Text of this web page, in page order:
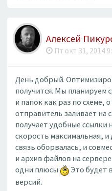
Алексей
Пт окт 31, 2014
День добрый.
получится. Мы планируем
и папок как раз по схеме,
отправитель заливает на
получает удобные ссылки
скорость максимальная, и
связь оборвалась, и
и архив файлов на
одни плюсы
Это будет
версий.